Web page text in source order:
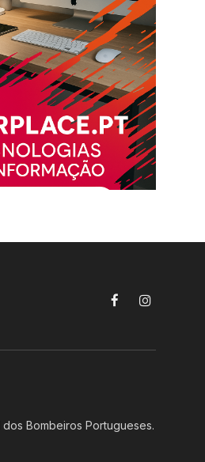
FacebookInstagram
Bombeiros Portugueses.